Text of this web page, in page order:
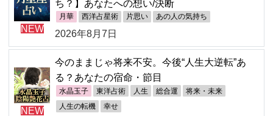
NEW
ち？】あなたへの想い/決断
月華 西洋占星術 片思い あの人の気持ち
2026年8月7日
NEW
今のままじゃ将来不安。今後“人生大逆転”あ
る？あなたの宿命・節目
水晶玉子 東洋占術 人生 総合運 将来・未来
人生の転機 幸せ